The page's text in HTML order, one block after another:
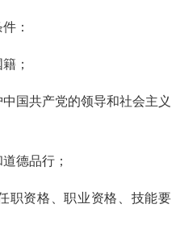
：
；
国共产党的领导和社会主义
德品行；
职资格、职业资格、技能要